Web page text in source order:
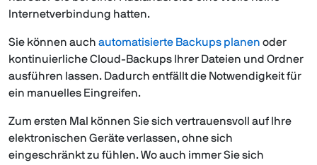
Internetverbindung hatten.
Sie können auch automatisierte Backups planen oder
kontinuierliche Cloud-Backups Ihrer Dateien und Ordner
ausführen lassen. Dadurch entfällt die Notwendigkeit für
ein manuelles Eingreifen.
Zum ersten Mal können Sie sich vertrauensvoll auf Ihre
elektronischen Geräte verlassen, ohne sich
eingeschränkt zu fühlen. Wo auch immer Sie sich